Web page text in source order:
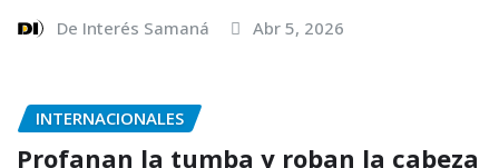
De Interés Samaná Abr 5, 2026
INTERNACIONALES
Profanan la tumba y roban la cabeza